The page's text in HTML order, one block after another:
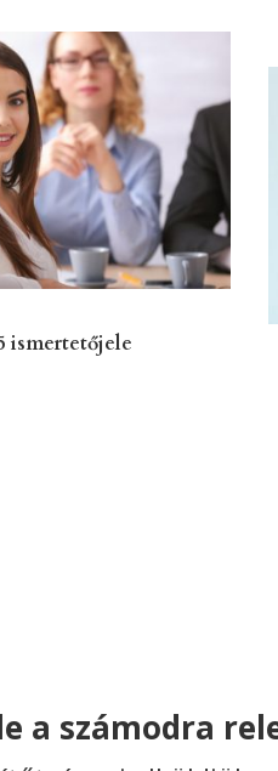
ismertetőjele
a számodra